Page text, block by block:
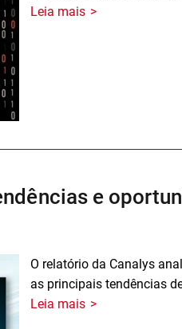
Leia mais
e
O relatório da Canalys
as principais tendências
Leia mais